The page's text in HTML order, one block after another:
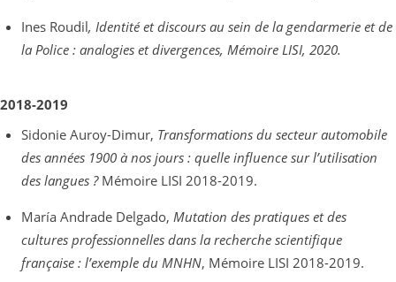
Ines Roudil, Identité et discours au sein de la gendarmerie et de
la Police : analogies et divergences, Mémoire LISI, 2020.
2018-2019
Sidonie Auroy-Dimur, Transformations du secteur automobile
des années 1900 à nos jours : quelle influence sur l’utilisation
des langues ?Mémoire LISI 2018-2019.
María Andrade Delgado, Mutation des pratiques et des
cultures professionnelles dans la recherche scientifique
française : l’exemple du MNHN, Mémoire LISI 2018-2019.